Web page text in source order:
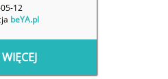
12
beYA.pl